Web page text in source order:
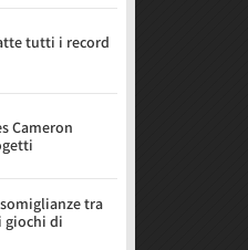
tutti i record
Cameron
tra
giochi di